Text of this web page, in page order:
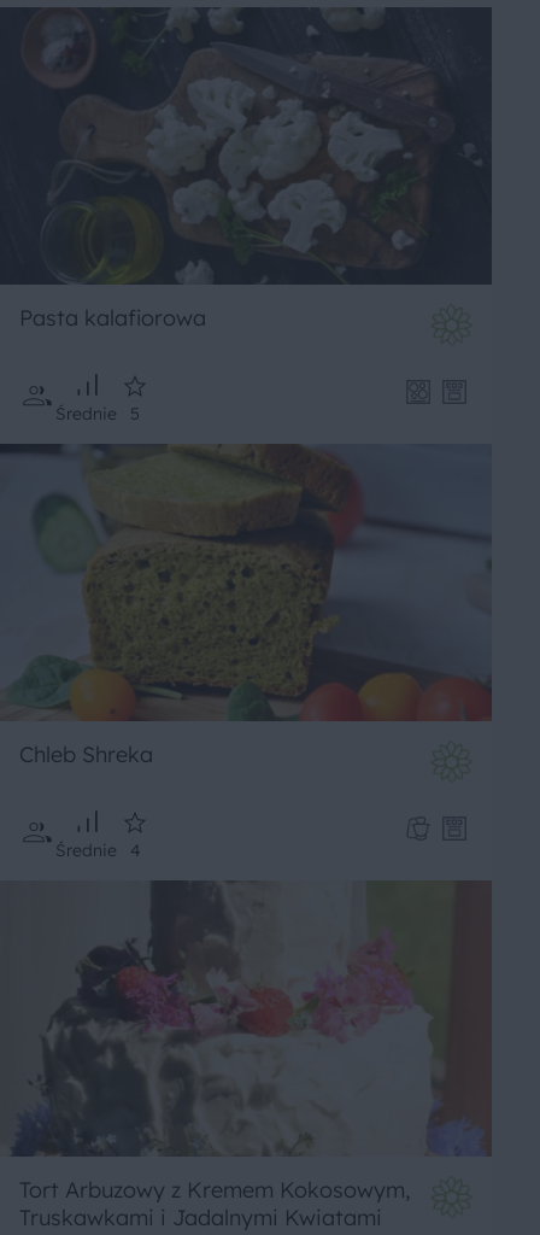
Pasta kalafiorowa
Średnie 5
Chleb Shreka
Średnie 4
Tort Arbuzowy z Kremem Kokosowym,
Truskawkami i Jadalnymi Kwiatami